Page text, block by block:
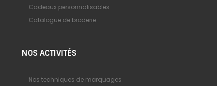
Cadeaux personnalisables
Catalogue de broderie
NOS ACTIVITÉS
Nos techniques de marquages